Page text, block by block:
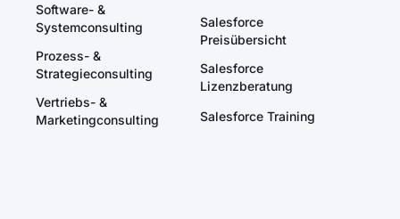
Software- &
Systemconsulting
Prozess- &
Strategieconsulting
Vertriebs- &
Marketingconsulting
Salesforce
Preisübersicht
Salesforce
Lizenzberatung
Salesforce Training